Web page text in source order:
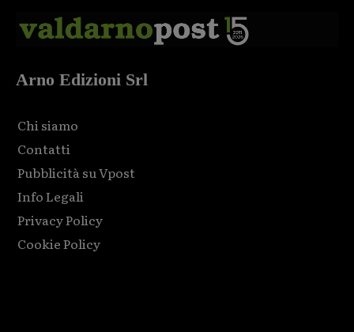
Arno Edizioni Srl
Chi siamo
Contatti
Pubblicità su Vpost
Info Legali
Privacy Policy
Cookie Policy